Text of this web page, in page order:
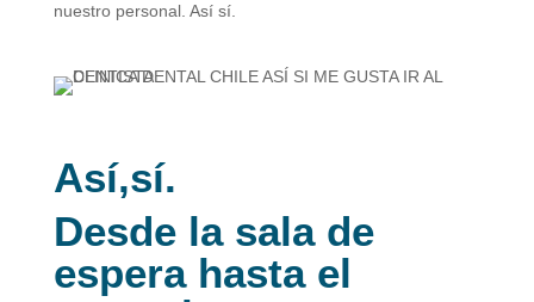
nuestro personal. Así sí.
Así,sí.
Desde la sala de
espera hasta el